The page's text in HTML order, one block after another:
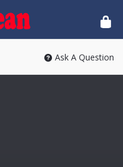
Ask A Question